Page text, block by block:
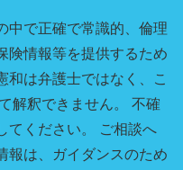
中で正確で常識的、倫理
険情報等を提供するため
和は弁護士ではなく、こ
解釈できません。 不確
てください。 ご相談へ
報は、ガイダンスのため